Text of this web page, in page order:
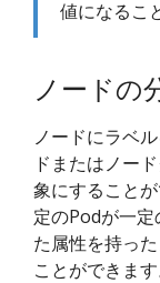
値になるこ
ノードの
ノードにラベ
ドまたはノー
象にすること
定のPodが一
た属性を持っ
ことができます